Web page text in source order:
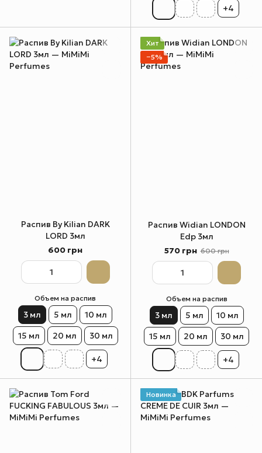
+4
Распив By Kilian DARK
LORD 3мл
600 грн
Объем на распив
3 мл 5 мл
10 мл
15 мл
20 мл 30 мл
+4
Хит
−5%
Распив Widian LONDON
Edp 3мл
570 грн 600 грн
Объем на распив
3 мл 5 мл
10 мл
15 мл
20 мл 30 мл
+4
Новинка